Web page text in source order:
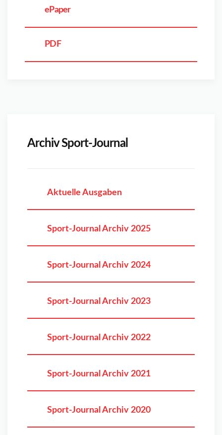
ePaper
PDF
Archiv Sport-Journal
Aktuelle Ausgaben
Sport-Journal Archiv 2025
Sport-Journal Archiv 2024
Sport-Journal Archiv 2023
Sport-Journal Archiv 2022
Sport-Journal Archiv 2021
Sport-Journal Archiv 2020